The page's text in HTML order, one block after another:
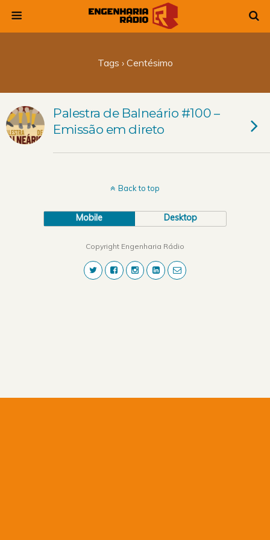
Tags › Centésimo
Palestra de Balneário #100 –
Emissão em direto
Back to top
Mobile Desktop
Copyright Engenharia Rádio